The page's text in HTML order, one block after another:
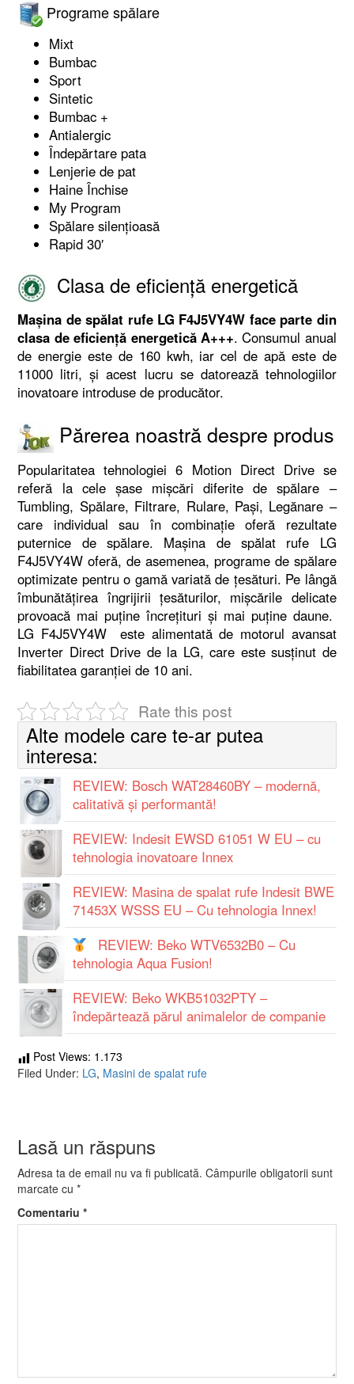
Programe spălare
Mixt
Bumbac
Sport
Sintetic
Bumbac +
Antialergic
Îndepărtare pata
Lenjerie de pat
Haine Închise
My Program
Spălare silenţioasă
Rapid 30′
Clasa de eficiență energetică
Mașina de spălat rufe LG F4J5VY4W face parte din
clasa de eficiență energetică A+++. Consumul anual
de energie este de 160 kwh, iar cel de apă este de
11000 litri, și acest lucru se datorează tehnologiilor
inovatoare introduse de producător.
Părerea noastră despre produs
Popularitatea tehnologiei 6 Motion Direct Drive se
referă la cele șase mișcări diferite de spălare –
Tumbling, Spălare, Filtrare, Rulare, Pași, Legănare –
care individual sau în combinație oferă rezultate
puternice de spălare. Mașina de spălat rufe LG
F4J5VY4W oferă, de asemenea, programe de spălare
optimizate pentru o gamă variată de țesături. Pe lângă
îmbunătățirea îngrijirii țesăturilor, mișcările delicate
provoacă mai puține încrețituri și mai puține daune.
LG F4J5VY4W este alimentată de motorul avansat
Inverter Direct Drive de la LG, care este susținut de
fiabilitatea garanției de 10 ani.
Rate this post
Alte modele care te-ar putea
interesa:
REVIEW: Bosch WAT28460BY – modernă,
calitativă şi performantă!
REVIEW: Indesit EWSD 61051 W EU – cu
tehnologia inovatoare Innex
REVIEW: Masina de spalat rufe Indesit BWE
71453X WSSS EU – Cu tehnologia Innex!
REVIEW: Beko WTV6532B0 – Cu
tehnologia Aqua Fusion!
REVIEW: Beko WKB51032PTY –
îndepărtează părul animalelor de companie
Post Views: 1.173
Filed Under: LG, Masini de spalat rufe
Lasă un răspuns
Adresa ta de email nu va fi publicată. Câmpurile obligatorii sunt
marcate cu*
Comentariu*